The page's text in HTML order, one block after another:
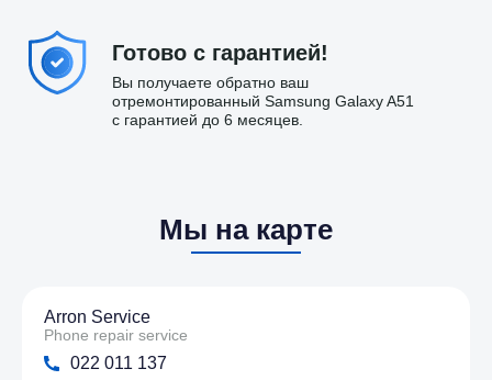
Готово с гарантией!
Вы получаете обратно ваш
отремонтированный Samsung Galaxy A51
с гарантией до 6 месяцев.
Мы на карте
Arron Service
Phone repair service
022 011 137